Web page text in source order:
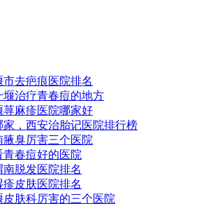
去疤痕医院排名
治疗青春痘的地方
麻疹医院哪家好
，西安治胎记医院排行榜
臭厉害三个医院
春痘好的医院
脱发医院排名
皮肤医院排名
肤科厉害的三个医院